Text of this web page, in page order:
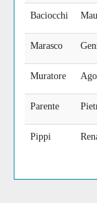
Baciocchi
Marasco
Muratore
Parente
Pippi